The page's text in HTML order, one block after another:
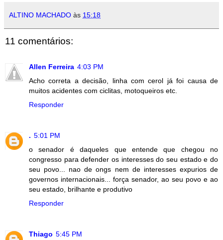
ALTINO MACHADO às 15:18
11 comentários:
Allen Ferreira 4:03 PM
Acho correta a decisão, linha com cerol já foi causa de
muitos acidentes com ciclitas, motoqueiros etc.
Responder
. 5:01 PM
o senador é daqueles que entende que chegou no
congresso para defender os interesses do seu estado e do
seu povo... nao de ongs nem de interesses expurios de
governos internacionais... força senador, ao seu povo e ao
seu estado, brilhante e produtivo
Responder
Thiago 5:45 PM